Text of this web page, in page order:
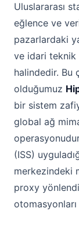
Uluslararası
eğlence ve
pazarlardaki
ve idari teknik
halindedir. Bu
olduğumuz
bir sistem
global ağ
(ISS)
merkezindeki
proxy